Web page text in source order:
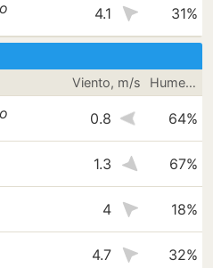
4.1 31%
Viento, m/s Humedad
0.8 64%
1.3 67%
4 18%
4.7 32%